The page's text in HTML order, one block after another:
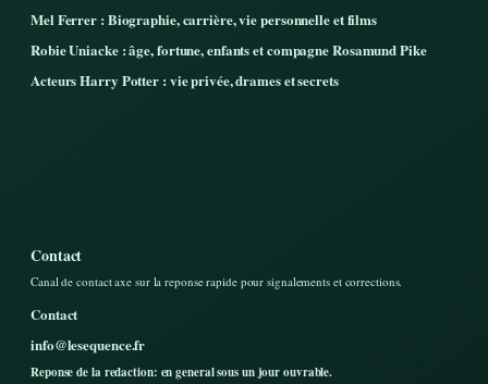
Mel Ferrer : Biographie, carrière, vie personnelle et films
Robie Uniacke : âge, fortune, enfants et compagne Rosamund Pike
Acteurs Harry Potter : vie privée, drames et secrets
Contact
Canal de contact axe sur la reponse rapide pour signalements et corrections.
Contact
info@lesequence.fr
Reponse de la redaction: en general sous un jour ouvrable.